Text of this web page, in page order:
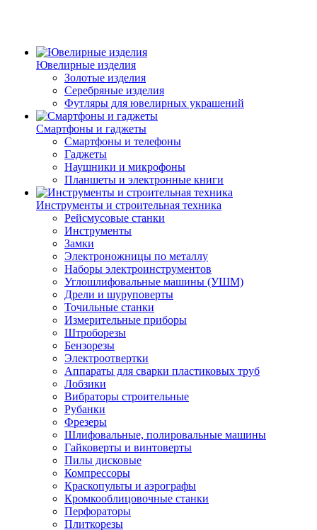
Ювелирные изделия
Золотые изделия
Серебряные изделия
Футляры для ювелирных украшений
Смартфоны и гаджеты
Смартфоны и телефоны
Гаджеты
Наушники и микрофоны
Планшеты и электронные книги
Инструменты и строительная техника
Рейсмусовые станки
Инструменты
Замки
Электроножницы по металлу
Наборы электроинструментов
Углошлифовальные машины (УШМ)
Дрели и шуруповерты
Точильные станки
Измерительные приборы
Штроборезы
Бензорезы
Электроотвертки
Аппараты для сварки пластиковых труб
Лобзики
Вибраторы строительные
Рубанки
Фрезеры
Шлифовальные, полировальные машины
Гайковерты и винтоверты
Пилы дисковые
Компрессоры
Краскопульты и аэрографы
Кромкооблицовочные станки
Перфораторы
Плиткорезы